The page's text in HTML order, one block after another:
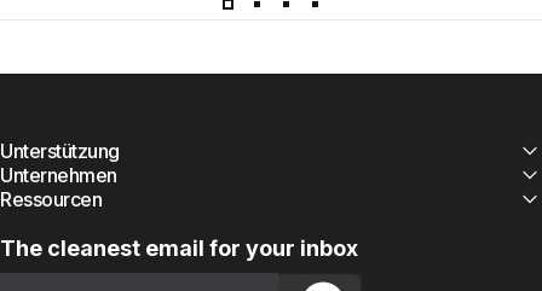
Unterstützung
Unternehmen
Ressourcen
The cleanest email for your inbox